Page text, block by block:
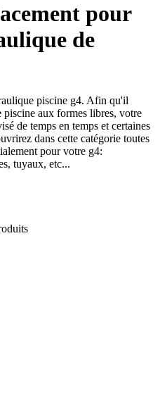
pour
de
piscine g4. Afin qu'il
aux formes libres, votre
de temps en temps et certaines
dans cette catégorie toutes
pour votre g4:
tuyaux, etc...